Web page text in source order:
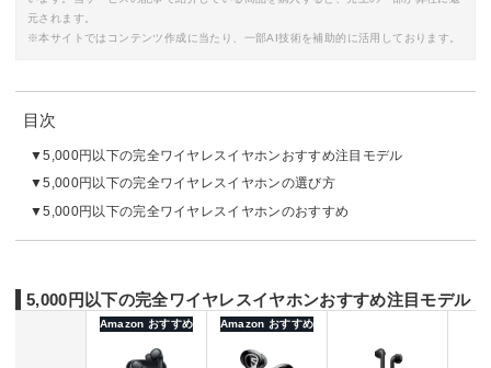
元されます。
※本サイトではコンテンツ作成に当たり、一部AI技術を補助的に活用しております。
目次
5,000円以下の完全ワイヤレスイヤホンおすすめ注目モデル
5,000円以下の完全ワイヤレスイヤホンの選び方
5,000円以下の完全ワイヤレスイヤホンのおすすめ
5,000円以下の完全ワイヤレスイヤホンおすすめ注目モデル
Amazon おすすめ Amazon おすすめ